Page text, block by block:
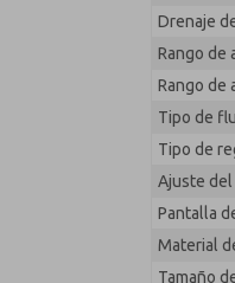
Drenaje
Rango de
Rango de
Tipo de
Tipo de
Ajuste
Pantalla
Material
Tamaño